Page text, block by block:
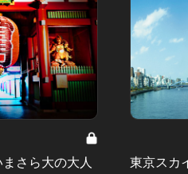
さら大の大人
東京スカ